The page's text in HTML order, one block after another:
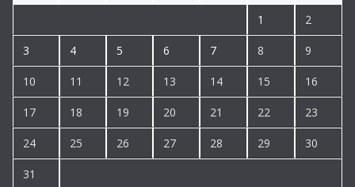
1 2
3 4 5 6 7 8 9
10 11 12 13 14 15 16
17 18 19 20 21 22 23
24 25 26 27 28 29 30
31